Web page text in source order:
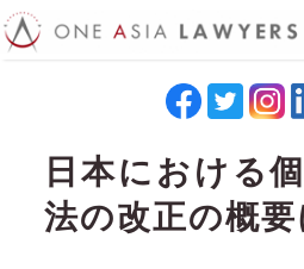
日本における
法の改正の概